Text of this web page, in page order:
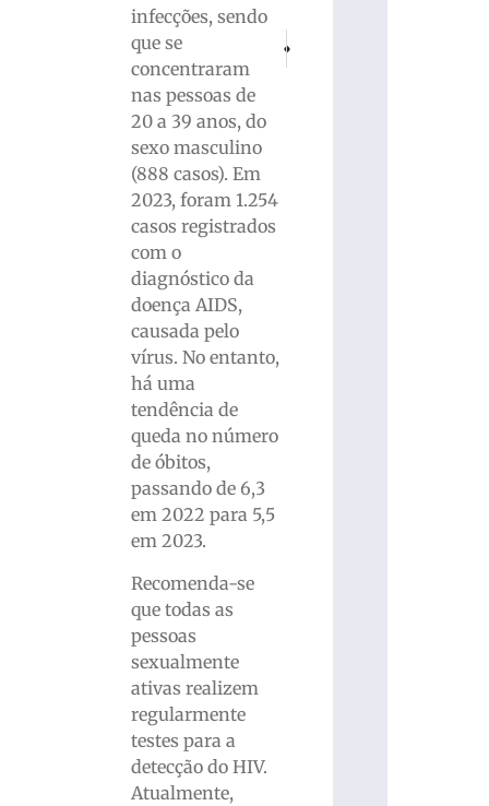
infecções, sendo
que se
concentraram
nas pessoas de
20 a 39 anos, do
sexo masculino
(888 casos). Em
2023, foram 1.254
casos registrados
com o
diagnóstico da
doença AIDS,
causada pelo
vírus. No entanto,
há uma
tendência de
queda no número
de óbitos,
passando de 6,3
em 2022 para 5,5
em 2023.
Recomenda-se
que todas as
pessoas
sexualmente
ativas realizem
regularmente
testes para a
detecção do HIV.
Atualmente,